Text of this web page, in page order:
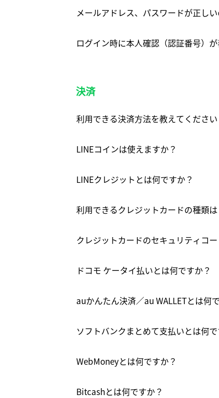
メールアドレス、パスワードが正し
ログイン時に本人確認（認証番号）
決済
利用できる決済方法を教えてください
LINEコインは使えますか？
LINEクレジットとは何ですか？
利用できるクレジットカードの種類
クレジットカードのセキュリティコ
ドコモ ケータイ払いとは何ですか？
auかんたん決済／au WALLETとは何
ソフトバンクまとめて支払いとは何
WebMoneyとは何ですか？
Bitcashとは何ですか？